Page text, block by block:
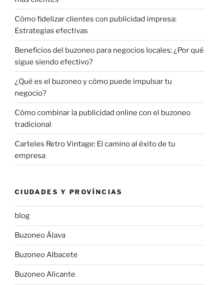
Cómo fidelizar clientes con publicidad impresa:
Estrategias efectivas
Beneficios del buzoneo para negocios locales: ¿Por qué
sigue siendo efectivo?
¿Qué es el buzoneo y cómo puede impulsar tu
negocio?
Cómo combinar la publicidad online con el buzoneo
tradicional
Carteles Retro Vintage: El camino al éxito de tu
empresa
CIUDADES Y PROVÍNCIAS
blog
Buzoneo Álava
Buzoneo Albacete
Buzoneo Alicante